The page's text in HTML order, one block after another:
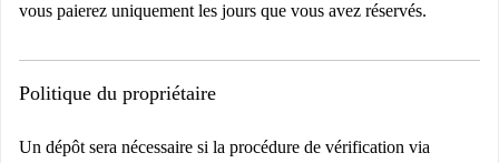
vous paierez uniquement les jours que vous avez réservés.
Politique du propriétaire
Un dépôt sera nécessaire si la procédure de vérification via